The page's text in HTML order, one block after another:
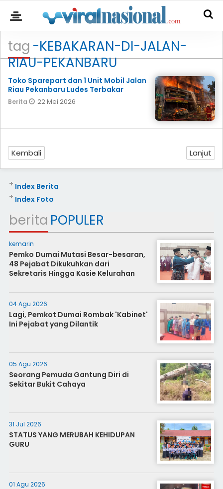
tag -KEBAKARAN-DI-JALAN-
RIAU-PEKANBARU
Toko Sparepart dan 1 Unit Mobil Jalan
Riau Pekanbaru Ludes Terbakar
Berita 22 Mei 2026
Kembali Lanjut
Index Berita
+
Index Foto
+
berita POPULER
kemarin
Pemko Dumai Mutasi Besar-besaran,
48 Pejabat Dikukuhkan dari
Sekretaris Hingga Kasie Kelurahan
04 Agu 2026
Lagi, Pemkot Dumai Rombak 'Kabinet'
Ini Pejabat yang Dilantik
05 Agu 2026
Seorang Pemuda Gantung Diri di
Sekitar Bukit Cahaya
31 Jul 2026
STATUS YANG MERUBAH KEHIDUPAN
GURU
01 Agu 2026